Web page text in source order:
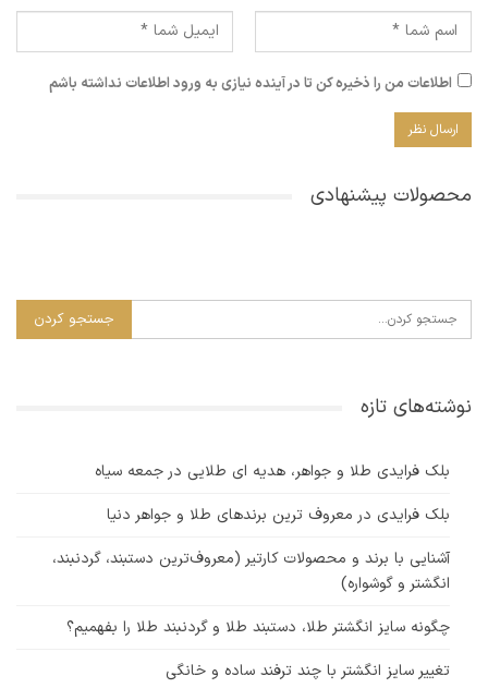
اطلاعات من را ذخیره کن تا در آینده نیازی به ورود اطلاعات نداشته باشم
محصولات پیشنهادی
نوشته‌های تازه
بلک فرایدی طلا و جواهر، هدیه ای طلایی در جمعه سیاه
بلک فرایدی در معروف ترین برندهای طلا و جواهر دنیا
آشنایی با برند و محصولات کارتیر (معروف‌ترین دستبند، گردنبند،
انگشتر و گوشواره)
چگونه سایز انگشتر طلا، دستبند طلا و گردنبند طلا را بفهمیم؟
تغییر سایز انگشتر با چند ترفند ساده و خانگی